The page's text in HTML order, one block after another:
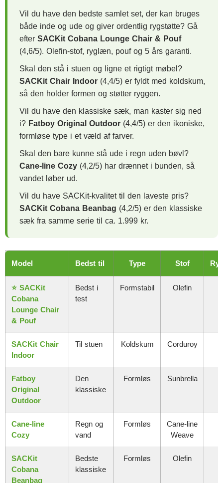
Vil du have den bedste samlet set, der kan bruges
både inde og ude og giver ordentlig rygstøtte? Gå
efter SACKit Cobana Lounge Chair & Pouf
(4,6/5). Olefin-stof, ryglæn, pouf og 5 års garanti.
Skal den stå i stuen og ligne et rigtigt møbel?
SACKit Chair Indoor (4,4/5) er fyldt med koldskum,
så den holder formen og støtter ryggen.
Vil du have den klassiske sæk, man kaster sig ned
i? Fatboy Original Outdoor (4,4/5) er den ikoniske,
formløse type i et væld af farver.
Skal den bare kunne stå ude i regn uden bøvl?
Cane-line Cozy (4,2/5) har drænnet i bunden, så
vandet løber ud.
Vil du have SACKit-kvalitet til den laveste pris?
SACKit Cobana Beanbag (4,2/5) er den klassiske
sæk fra samme serie til ca. 1.999 kr.
Model Bedst til Type Stof
⭐ SACKit
Cobana
Lounge Chair
& Pouf
Bedst i
test
Formstabil Olefin
SACKit Chair
Indoor
Til stuen Koldskum Corduroy
Fatboy
Original
Outdoor
Den
klassiske
Formløs Sunbrella
Cane-line
Cozy
Regn og
vand
Formløs
Cane-line
Weave
SACKit
Cobana
Beanbag
Bedste
klassiske
Formløs Olefin